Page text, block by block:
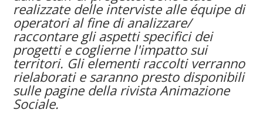
realizzate delle interviste alle équipe di
operatori al fine di analizzare/
raccontare gli aspetti specifici dei
progetti e coglierne l'impatto sui
territori. Gli elementi raccolti verranno
rielaborati e saranno presto disponibili
sulle pagine della rivista Animazione
Sociale.